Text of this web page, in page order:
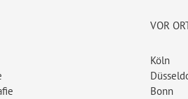
VOR
Köln
Bonn